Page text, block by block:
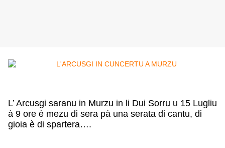
L’ Arcusgi saranu in Murzu in li Dui Sorru u 15 Lugliu
à 9 ore è mezu di sera pà una serata di cantu, di
gioia è di spartera….